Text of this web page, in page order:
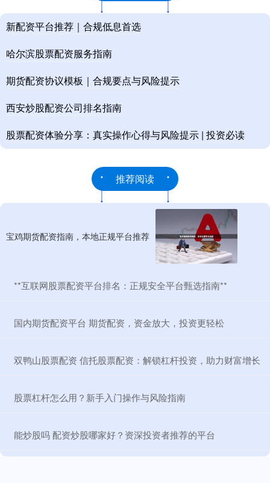
新配资平台推荐｜合规低息首选
哈尔滨股票配资服务指南
期货配资协议模板｜合规要点与风险提示
西安炒股配资公司排名指南
股票配资体验分享：真实操作心得与风险提示 | 投资必读
推荐阅读
宝鸡期货配资指南，本地正规平台推荐
​**互联网股票配资平台排名：正规安全平台甄选指南**
​国内期货配资平台 期货配资，资金放大，投资更轻松
​双鸭山股票配资 信托股票配资：解锁杠杆投资，助力财富增长
​股票杠杆怎么用？新手入门操作与风险指南
​能炒股吗 配资炒股哪家好？资深投资者推荐的平台